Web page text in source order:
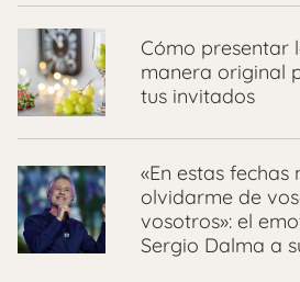
Cómo presentar
manera original
tus invitados
«En estas fechas
olvidarme de
vosotros»: el
Sergio Dalma a